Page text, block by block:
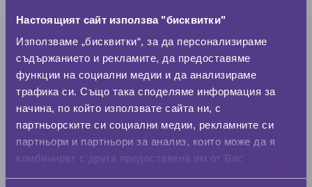
Настоящият сайт използва "бисквитки"
Използваме „бисквитки“, за да персонализираме
съдържанието и рекламите, да предоставяме
функции на социални медии и да анализираме
трафика си. Също така споделяме информация за
начина, по който използвате сайта ни, с
партньорските си социални медии, рекламните си
партньори и партньори за анализ, които може да я
комбинират с друга предоставена им от Вас
Нов размер
Стар размер